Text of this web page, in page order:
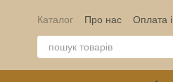
Каталог Про нас Оплата